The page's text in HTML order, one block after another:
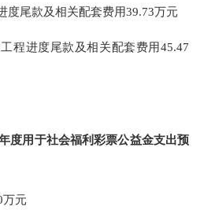
度尾款及相关配套费用39.73万元
程进度尾款及相关配套费用45.47
度用于社会福利彩票公益金支出预
万元